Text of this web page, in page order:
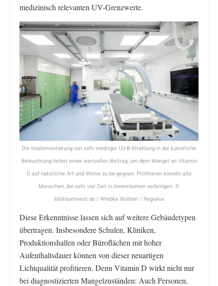
medizinisch relevanten UV-Grenzwerte.
Die Implementierung von sehr niedriger UV-B-Strahlung in die künstliche
Beleuchtung liefert einen wertvollen Beitrag, um dem Mangel an Vitamin
D auf natürliche Art und Weise zu be-gegnen. Profitieren können alle
Menschen, die sehr viel Zeit in Innenräumen verbringen. ©
bildraumwest.de / Wiebke Wollner / Regiolux
Diese Erkenntnisse lassen sich auf weitere Gebäudetypen
übertragen. Insbesondere Schulen, Kliniken,
Produktionshallen oder Büroflächen mit hoher
Aufenthaltsdauer können von dieser neuartigen
Lichtqualität profitieren. Denn Vitamin D wirkt nicht nur
bei diagnostizierten Mangelzuständen: Auch Personen,